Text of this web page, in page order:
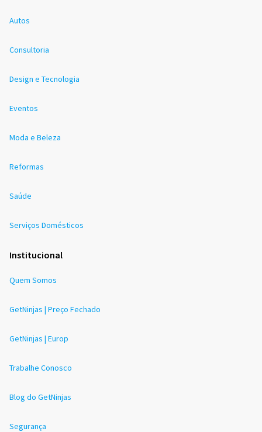
Autos
Consultoria
Design e Tecnologia
Eventos
Moda e Beleza
Reformas
Saúde
Serviços Domésticos
Institucional
Quem Somos
GetNinjas | Preço Fechado
GetNinjas | Europ
Trabalhe Conosco
Blog do GetNinjas
Segurança